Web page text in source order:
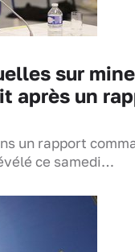
sur
après un
un rapport
ce samedi…